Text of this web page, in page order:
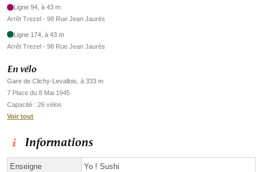
Ligne 94, à 43 m
Arrêt Trezel - 98 Rue Jean Jaurès
Ligne 174, à 43 m
Arrêt Trezel - 98 Rue Jean Jaurès
En vélo
Gare de Clichy-Levallois, à 333 m
7 Place du 8 Mai 1945
Capacité : 26 vélos
Voir tout
Informations
Enseigne Yo ! Sushi